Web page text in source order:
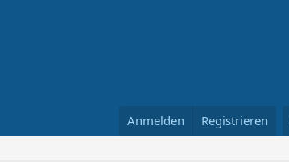
Anmelden Registrieren